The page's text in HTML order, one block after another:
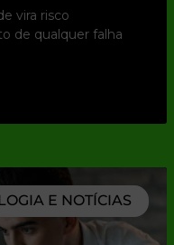
vira risco
de qualquer falha
E NOTÍCIAS